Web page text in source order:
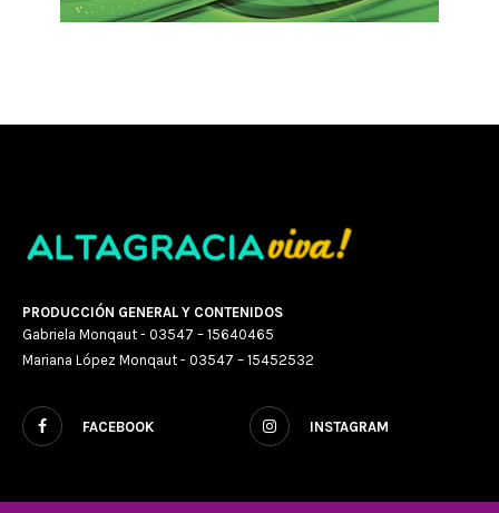
PRODUCCIÓN GENERAL Y CONTENIDOS
Gabriela Monqaut - 03547 – 15640465
Mariana López Monqaut - 03547 – 15452532
FACEBOOK INSTAGRAM